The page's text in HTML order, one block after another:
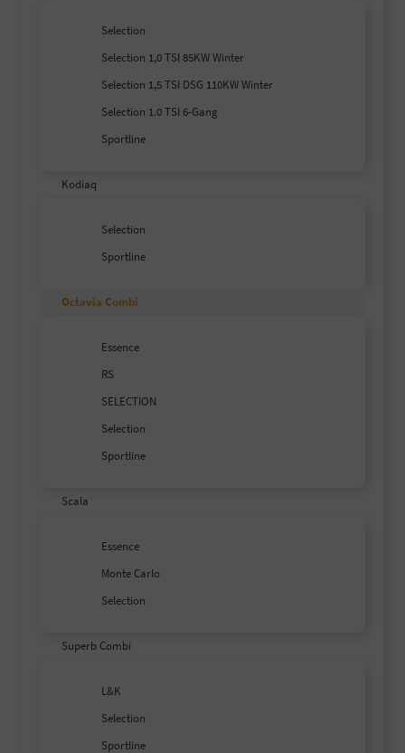
Selection
Selection 1,0 TSI 85KW Winter
Selection 1,5 TSI DSG 110KW Winter
Selection 1.0 TSI 6-Gang
Sportline
Kodiaq
Selection
Sportline
Octavia Combi
Essence
RS
SELECTION
Selection
Sportline
Scala
Essence
Monte Carlo
Selection
Superb Combi
L&K
Selection
Sportline